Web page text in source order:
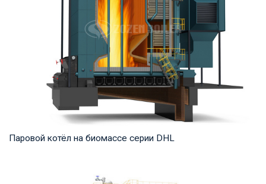
Паровой котёл на биомассе серии DHL